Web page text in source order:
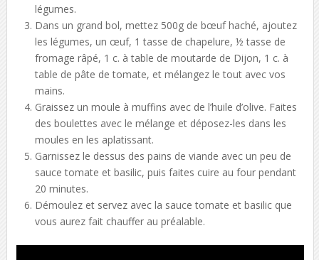
légumes.
Dans un grand bol, mettez 500g de bœuf haché, ajoutez
les légumes, un œuf, 1 tasse de chapelure, ½ tasse de
fromage râpé, 1 c. à table de moutarde de Dijon, 1 c. à
table de pâte de tomate, et mélangez le tout avec vos
mains.
Graissez un moule à muffins avec de l’huile d’olive. Faites
des boulettes avec le mélange et déposez-les dans les
moules en les aplatissant.
Garnissez le dessus des pains de viande avec un peu de
sauce tomate et basilic, puis faites cuire au four pendant
20 minutes.
Démoulez et servez avec la sauce tomate et basilic que
vous aurez fait chauffer au préalable.